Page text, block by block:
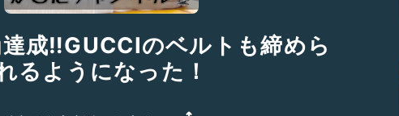
成‼️GUCCIのベルトも締めら
るようになった！